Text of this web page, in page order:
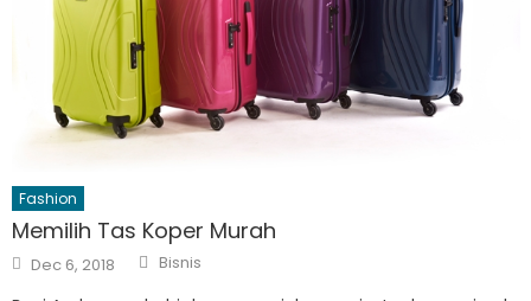
Fashion
Memilih Tas Koper Murah
Posted
on
Dec 6, 2018 Author
Bisnis